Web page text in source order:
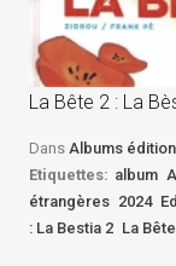
La Bête 2 : La
Dans Albums
Etiquettes: album
étrangères 2024
: La Bestia 2 La